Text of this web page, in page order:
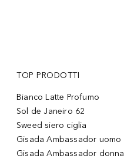
TOP PRODOTTI
Bianco Latte Profumo
Sol de Janeiro 62
Sweed siero ciglia
Gisada Ambassador uomo
Gisada Ambassador donna